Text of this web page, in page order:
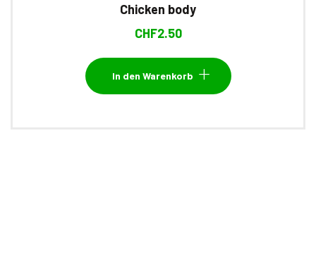
Chicken body
CHF2.50
In den Warenkorb